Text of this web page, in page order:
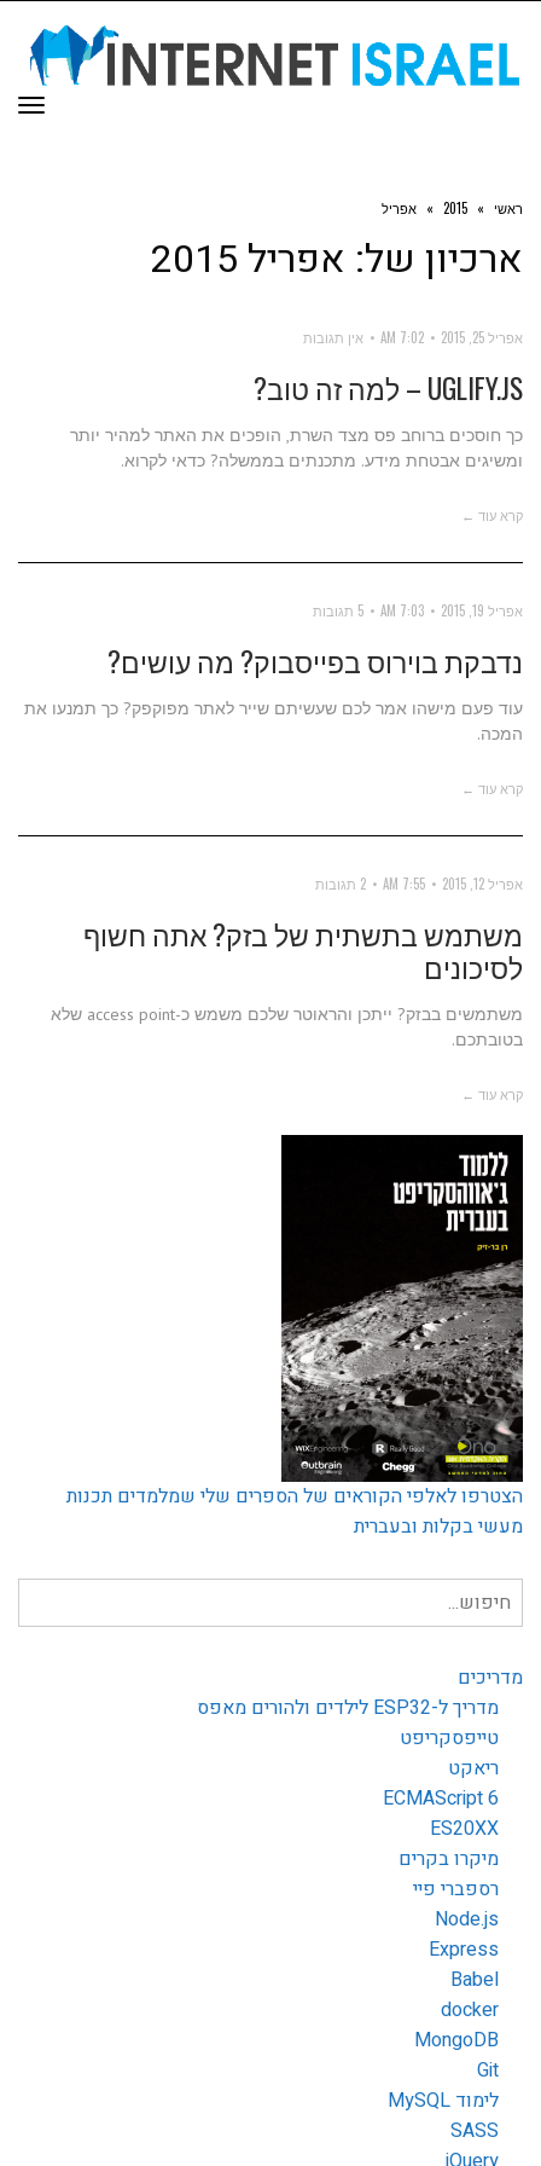
ראשי »
2015
» אפריל
ארכיון של: אפריל 2015
אפריל 25, 2015 7:02 AM אין תגובות
UGLIFY.JS – למה זה טוב?
כך חוסכים ברוחב פס מצד השרת, הופכים את האתר למהיר יותר
ומשיגים אבטחת מידע. מתכנתים בממשלה? כדאי לקרוא.
קרא עוד ←
אפריל 19, 2015 7:03 AM 5 תגובות
נדבקת בוירוס בפייסבוק? מה עושים?
עוד פעם מישהו אמר לכם שעשיתם שייר לאתר מפוקפק? כך תמנעו את
המכה.
קרא עוד ←
אפריל 12, 2015 7:55 AM 2 תגובות
משתמש בתשתית של בזק? אתה חשוף
לסיכונים
משתמשים בבזק? ייתכן והראוטר שלכם משמש כ-access point שלא
בטובתכם.
קרא עוד ←
הצטרפו לאלפי הקוראים של הספרים שלי שמלמדים תכנות
מעשי בקלות ובעברית
חיפוש
עבור:
מדריכים
מדריך ל-ESP32 לילדים ולהורים מאפס
טייפסקריפט
ריאקט
ECMAScript 6
ES20XX
מיקרו בקרים
רספברי פיי
Node.js
Express
Babel
docker
MongoDB
Git
לימוד MySQL
SASS